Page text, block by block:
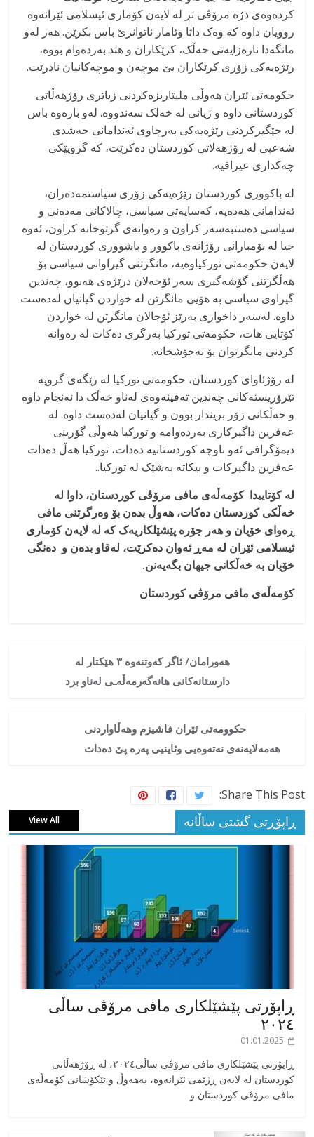
کردەوەی دژە مرۆڤی تر لە لایەن کۆماری ئیسلامی ئێرانەوە
روویان داوە کە وەک داتا وئامار ناتوانرێ باس بکرێن. هەر لەو
مانگەدا نارەزایەتی خەڵک، کرێکاران و هتد بەردەوام بووە،
رێژەیەکی زۆری کرێکاران بێ موچەن و موچەکانیان نادرێت.
حکومەتی ئێران هەوڵی ملیتاریزەکردنی زیاتری رۆژهەڵاتی
کوردستانی داوە و ژیانی لە خەلک سەندووە. لەو بارەوە باس
لە جێگیرکردنی رێژەیەکی بەرچاوی ئەندامانی حەشدی
شەعبی لە رۆژهەلاتی کوردستان دەکرێت، کە گروپێکی
چەکداری عیراقیە.
لە باکووری کوردستان رێژەیەکی زۆری سیاستمەدەران،
ئەندامانی هەدەپە، کەسایەتی سیاسی، چالاکانی مەدەنی و
سیاسی دەستبەسەر کراون و رەوانەی گرتوخانە کراون، ئەوە
جیا لە بۆمبارانی رۆژانەی باکوور و باشووری کوردستان لە
لایەن حکومەتی تورکیاوەیە، مانگرتنی گیراوانی سیاسی بۆ
هەڵگرتنی گۆشەگیری سەر ئۆجەلان درێژەی هەبوو، چەندین
گیراوی سیاسی بە هۆیی مانگرتن لە خواردن گیانیان لەدەست
داوە. لەسەر داخوازی بەرێز ئۆجالان مانگرتن لە خواردن
کۆتایی هات، حکومەتی تورکیا بەرگری دەکات لە رەوانە
کردنی مانگرتوان بۆ نەخۆشخانە.
لە رۆژئاوای کوردستان، حکومەتی تورکیا لە رێگەی گروپە
تێرۆریستەکانی چەندین تەقینەوەی لەناو خەڵک دا ئەنجام داوە
و خەڵکانی زۆر بریندار بوون و گیانیان لەدەست داوە. لە
عەفرین داگیرکاری بەردەوامە و تورکیا هەوڵی گۆرینی
دیمۆگرافی ئەو ناوچە کوردستانیە دەدات، تورکیا هەڵ دەدات
عەفرین داگیرکات و بیکاتە بەشێک لە تورکیا..
لە کۆتاییدا کۆمەڵەی مافی مرۆڤی کوردستان، داوا لە
خەڵکی کوردستان دەکات، هەوڵ بدەن بۆ وەرگرتنی مافی
ڕەوای خۆیان و هەر جۆرە پێشێلکاریەک کە لە لایەن کۆماری
ئیسلامی ئێران لە مەڕ ئەوان دەکرێت، لەقاو بدەن و دەنگی
خۆیان بە خەڵکانی جیهان بگەیەنن.
کۆمەڵەی مافی مرۆڤی کوردستان
هەورامان/ ئاگر کەوتنەوە ۳ هێکتار لە
دارستانەکانی هانەگەرمەڵەـی لەناو برد
حکوومەتی ئێران فاشیزم وهەڵاواردنی
هەمەلایەنەی نەتەوەیی وئاینیی پەرە پێ دەدات
Share This Post:
ڕاپۆڕتی گشتی ساڵانه View All
ڕاپۆرتی پێشێلکاری مافی مرۆڤی ساڵی
٢٠٢٤
01.01.2025
‎ڕاپۆرتی پێشێلکاری مافی مرۆڤی ساڵی٢٠٢٤، له ڕۆژهەڵاتی
کوردستان له لایەن ڕژێمی ئێرانەوە، بە‎هەوڵ و تێکۆشانی کۆمەڵەی
مافی مرۆڤی کوردستان و